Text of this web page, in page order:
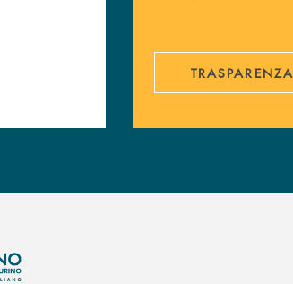
TRASPARENZA